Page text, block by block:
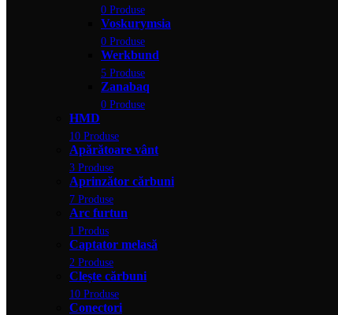
0 Produse
Voskurymsia
0 Produse
Werkbund
5 Produse
Zanabaq
0 Produse
HMD
10 Produse
Apărătoare vânt
3 Produse
Aprinzător cărbuni
7 Produse
Arc furtun
1 Produs
Captator melasă
2 Produse
Clește cărbuni
10 Produse
Conectori